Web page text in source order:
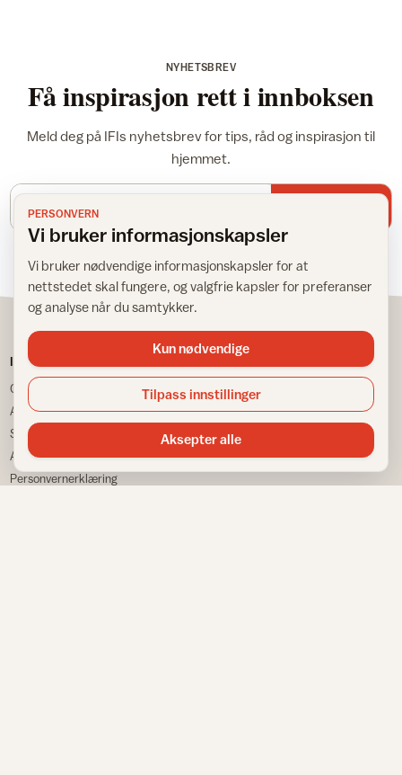
NYHETSBREV
Få inspirasjon rett i innboksen
Meld deg på IFIs nyhetsbrev for tips, råd og inspirasjon til
hjemmet.
E-postadresse
IFI
Om IFI
Ansatte
Samarbeidspartnere
Annonsere
Personvernerklæring
Spør Frida
Bransjestatistikk
Finn din nærmeste
Huskeliste
PERSONVERN
Vi bruker informasjonskapsler
Vi bruker nødvendige informasjonskapsler for at
nettstedet skal fungere, og valgfrie kapsler for preferanser
og analyse når du samtykker.
Kun nødvendige
Tilpass innstillinger
Aksepter alle